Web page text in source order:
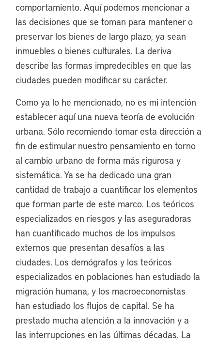
comportamiento. Aquí podemos mencionar a
las decisiones que se toman para mantener o
preservar los bienes de largo plazo, ya sean
inmuebles o bienes culturales. La deriva
describe las formas impredecibles en que las
ciudades pueden modificar su carácter.
Como ya lo he mencionado, no es mi intención
establecer aquí una nueva teoría de evolución
urbana. Sólo recomiendo tomar esta dirección a
fin de estimular nuestro pensamiento en torno
al cambio urbano de forma más rigurosa y
sistemática. Ya se ha dedicado una gran
cantidad de trabajo a cuantificar los elementos
que forman parte de este marco. Los teóricos
especializados en riesgos y las aseguradoras
han cuantificado muchos de los impulsos
externos que presentan desafíos a las
ciudades. Los demógrafos y los teóricos
especializados en poblaciones han estudiado la
migración humana, y los macroeconomistas
han estudiado los flujos de capital. Se ha
prestado mucha atención a la innovación y a
las interrupciones en las últimas décadas. La